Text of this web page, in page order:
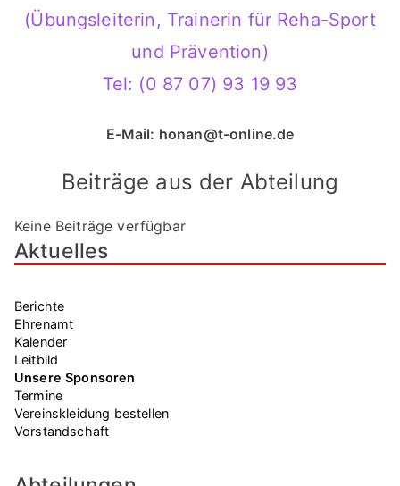
(Übungsleiterin, Trainerin für Reha-Sport
und Prävention)
Tel: (0 87 07) 93 19 93
E-Mail: honan@t-online.de
Beiträge aus der Abteilung
Keine Beiträge verfügbar
Aktuelles
Berichte
Ehrenamt
Kalender
Leitbild
Unsere Sponsoren
Termine
Vereinskleidung bestellen
Vorstandschaft